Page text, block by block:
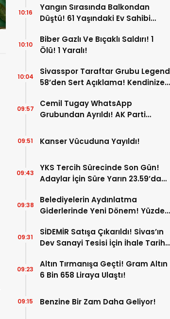
Yangın Sırasında Balkondan
Düştü! 61 Yaşındaki Ev Sahibi
10:16
Biber Gazlı Ve Bıçaklı Saldırı! 1
Ölü! 1 Yaralı!
10:10
Sivasspor Taraftar Grubu Legend
58’den Sert Açıklama! Kendinize
10:04
Cemil Tugay WhatsApp
Grubundan Ayrıldı! AK Parti
09:57
Kanser Vücuduna Yayıldı!
09:51
YKS Tercih Sürecinde Son Gün!
Adaylar İçin Süre Yarın 23.59’da
09:43
Belediyelerin Aydınlatma
Giderlerinde Yeni Dönem! Yüzde
09:38
SİDEMİR Satışa Çıkarıldı! Sivas’ın
Dev Sanayi Tesisi İçin İhale Tarihi
09:31
Altın Tırmanışa Geçti! Gram Altın
6 Bin 658 Liraya Ulaştı!
09:23
Benzine Bir Zam Daha Geliyor!
09:15